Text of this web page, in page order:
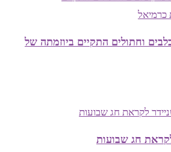
וחתולים התקיים ביוזמתה של
חג שבועות